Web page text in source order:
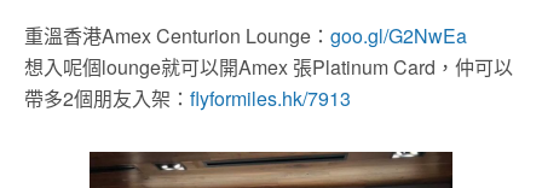
重溫香港Amex Centurion Lounge： goo.gl/G2NwEa
想入呢個lounge就可以開Amex 張Platinum Card，仲可以
帶多2個朋友入架： flyformiles.hk/7913